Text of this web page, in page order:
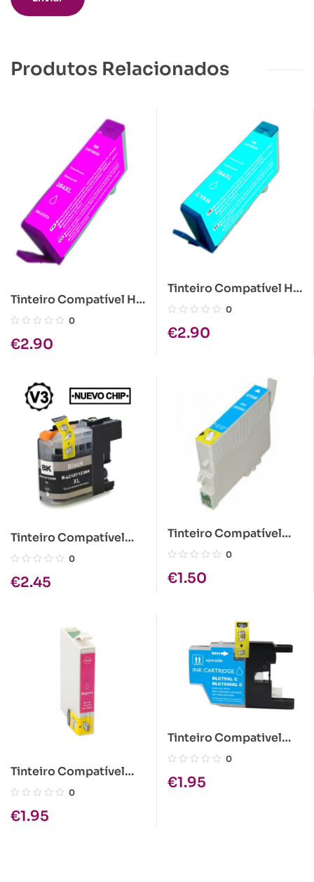
Produtos Relacionados
Tinteiro Compatível HP
364XL Magenta
0
€2.90
Tinteiro Compatível HP
364XL Azul
0
€2.90
Tinteiro Compatível
Brother LC123 Preto
0
€2.45
Tinteiro Compatível
Epson T0612 Ciano
0
€1.50
Tinteiro Compatível
Epson T1283 Magenta
0
€1.95
Tinteiro Compativel
Brother LC1280 XL
0
€1.95